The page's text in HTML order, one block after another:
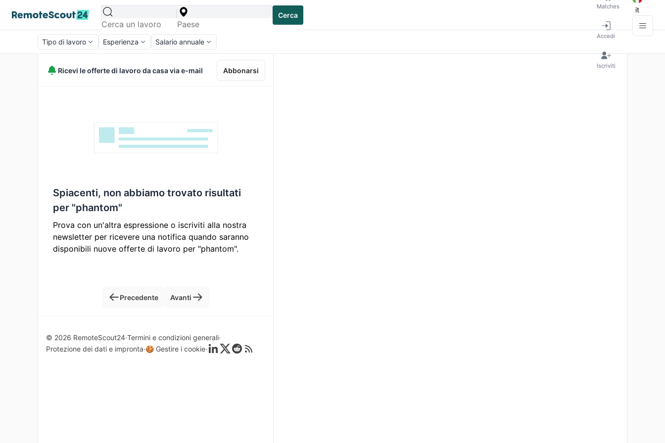
Cerca
Matches
Accedi
Iscriviti
it
Tipo di lavoro Esperienza Salario annuale
Ricevi le offerte di lavoro da casa via e-mail Abbonarsi
Spiacenti, non abbiamo trovato risultati
per "phantom"
Prova con un'altra espressione o iscriviti alla nostra
newsletter per ricevere una notifica quando saranno
disponibili nuove offerte di lavoro per "phantom".
Precedente Avanti
© 2026 RemoteScout24 Termini e condizioni generali
Protezione dei dati e impronta 🍪 Gestire i cookie